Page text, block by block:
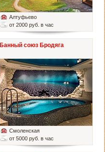
Алтуфьево
от 2000 руб. в час
Банный союз Бродяга
Смоленская
от 5000 руб. в час